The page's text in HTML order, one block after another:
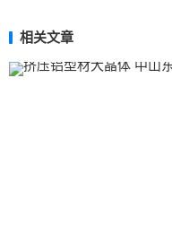
相关文章